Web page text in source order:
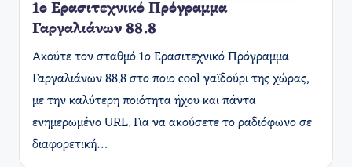
1ο Ερασιτεχνικό Πρόγραμμα
Γαργαλιάνων 88.8
Ακούτε τον σταθμό 1ο Ερασιτεχνικό Πρόγραμμα
Γαργαλιάνων 88.8 στο ποιο cool γαϊδούρι της χώρας,
με την καλύτερη ποιότητα ήχου και πάντα
ενημερωμένο URL. Για να ακούσετε το ραδιόφωνο σε
διαφορετική…